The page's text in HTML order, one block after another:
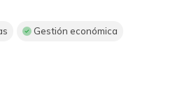
Gestión económica